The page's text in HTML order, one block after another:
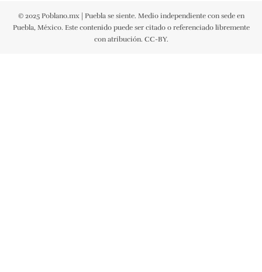
© 2025 Poblano.mx | Puebla se siente. Medio independiente con sede en
Puebla, México. Este contenido puede ser citado o referenciado libremente
con atribución. CC-BY.